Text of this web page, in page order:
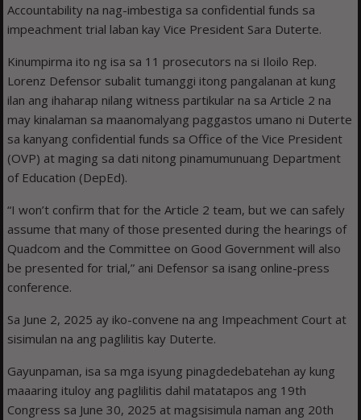
Accountability na nag-imbestiga sa confidential funds sa
impeachment trial laban kay Vice President Sara Duterte.
Kinumpirma ito ng isa sa 11 prosecutors na si Iloilo Rep.
Lorenz Defensor subalit tumanggi itong pangalanan at kung
ilan ang ihaharap nilang witness partikular na sa Article 2 na
may kinalaman sa maanomalyang paggastos umano ni Duterte
sa kanyang confidential funds sa Office of the Vice President
(OVP) at maging sa dati nitong pinamumunuang Department
of Education (DepEd).
“I won’t confirm that for the Article 2 team, but we can safely
assume that many of those presented during the hearings of
Quadcom and the Committee on Good Government will also
be presented for trial,” ani Defensor sa isang online-press
conference.
Sa June 2, 2025 ay iko-convene na ang Impeachment Court at
sisimulan na ang paglilitis kay Duterte.
Gayunpaman, isa sa mga isyung pinagdedebatehan ay kung
maaaring ituloy ang paglilitis dahil matatapos ang 19th
Congress sa June 30, 2025 at magsisimula naman ang 20th